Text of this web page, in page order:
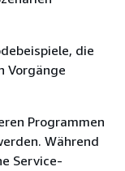
die
Vorgänge
Programmen
Während
Service-